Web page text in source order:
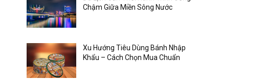
Chậm Giữa Miền Sông Nước
Xu Hướng Tiêu Dùng Bánh Nhập
Khẩu – Cách Chọn Mua Chuẩn